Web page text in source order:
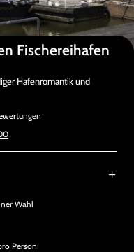
Auf der Karte anzeigen
Fischereihafen
Hafenromantik und
Wahl
Person